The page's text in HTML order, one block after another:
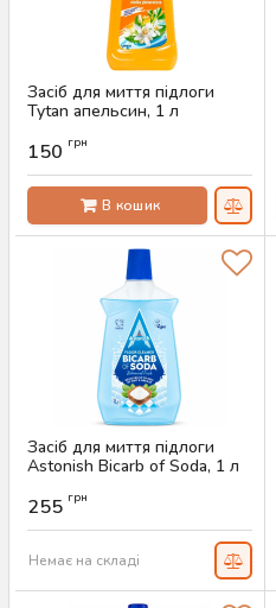
Засіб для миття підлоги
Tytan апельсин, 1 л
150 грн
В кошик
Засіб для миття підлоги
Astonish Bicarb of Soda, 1 л
255 грн
Немає на складі